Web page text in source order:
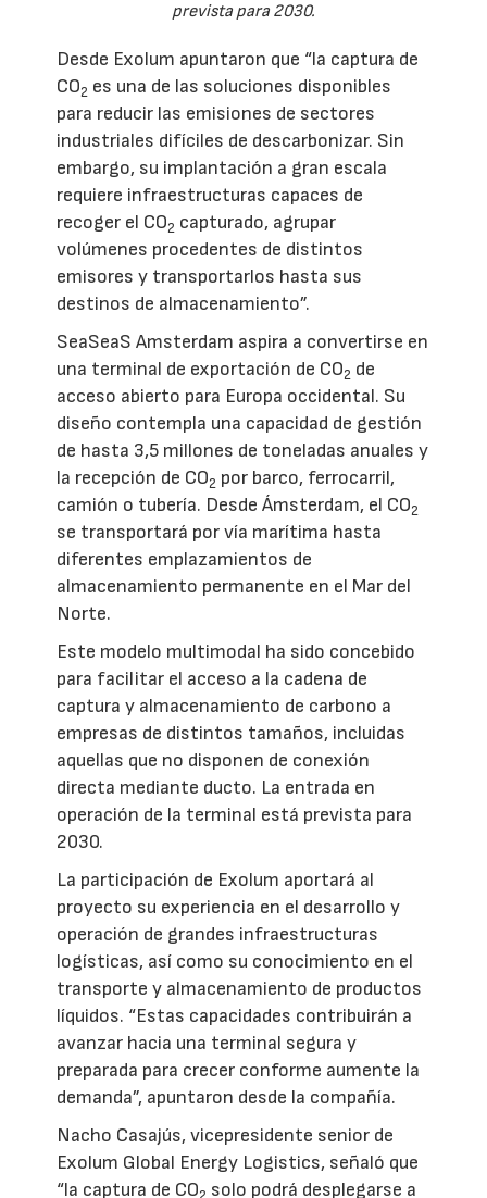
prevista para 2030.
Desde Exolum apuntaron que “la captura de
CO2 es una de las soluciones disponibles
para reducir las emisiones de sectores
industriales difíciles de descarbonizar. Sin
embargo, su implantación a gran escala
requiere infraestructuras capaces de
recoger el CO2 capturado, agrupar
volúmenes procedentes de distintos
emisores y transportarlos hasta sus
destinos de almacenamiento”.
SeaSeaS Amsterdam aspira a convertirse en
una terminal de exportación de CO2 de
acceso abierto para Europa occidental. Su
diseño contempla una capacidad de gestión
de hasta 3,5 millones de toneladas anuales y
la recepción de CO2 por barco, ferrocarril,
camión o tubería. Desde Ámsterdam, el CO2
se transportará por vía marítima hasta
diferentes emplazamientos de
almacenamiento permanente en el Mar del
Norte.
Este modelo multimodal ha sido concebido
para facilitar el acceso a la cadena de
captura y almacenamiento de carbono a
empresas de distintos tamaños, incluidas
aquellas que no disponen de conexión
directa mediante ducto. La entrada en
operación de la terminal está prevista para
2030.
La participación de Exolum aportará al
proyecto su experiencia en el desarrollo y
operación de grandes infraestructuras
logísticas, así como su conocimiento en el
transporte y almacenamiento de productos
líquidos. “Estas capacidades contribuirán a
avanzar hacia una terminal segura y
preparada para crecer conforme aumente la
demanda”, apuntaron desde la compañía.
Nacho Casajús, vicepresidente senior de
Exolum Global Energy Logistics, señaló que
“la captura de CO
solo podrá desplegarse a